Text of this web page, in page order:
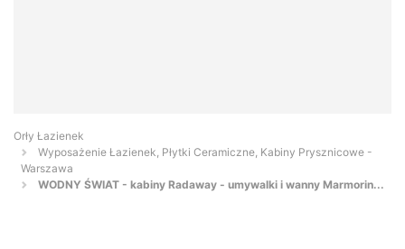
Orły Łazienek
Wyposażenie Łazienek, Płytki Ceramiczne, Kabiny Prysznicowe -
Warszawa
WODNY ŚWIAT - kabiny Radaway - umywalki i wanny Marmorin...